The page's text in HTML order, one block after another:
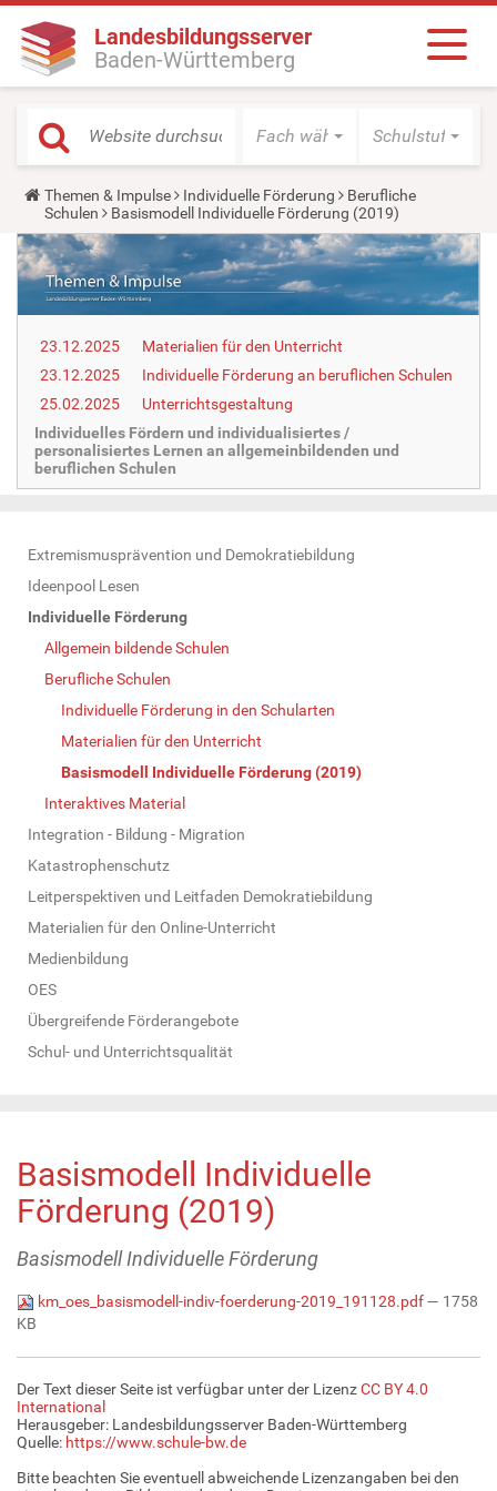
Landesbildungsserver
Baden-Württemberg
Fach wählen Schulstufe
Y
o
u
a
r
e
h
e
e
:
Themen & Impulse Individuelle Förderung
Berufliche
Schulen
Basismodell Individuelle Förderung (2019)
23.12.2025
Materialien für den Unterricht
23.12.2025
Individuelle Förderung an beruflichen Schulen
25.02.2025
Unterrichtsgestaltung
Individuelles Fördern und individualisiertes /
personalisiertes Lernen an allgemeinbildenden und
beruflichen Schulen
N
a
v
Extremismusprävention und Demokratiebildung
Ideenpool Lesen
Individuelle Förderung
Allgemein bildende Schulen
Berufliche Schulen
Individuelle Förderung in den Schularten
Materialien für den Unterricht
Basismodell Individuelle Förderung (2019)
Interaktives Material
Integration - Bildung - Migration
Katastrophenschutz
Leitperspektiven und Leitfaden Demokratiebildung
Materialien für den Online-Unterricht
Medienbildung
OES
Übergreifende Förderangebote
Schul- und Unterrichtsqualität
Basismodell Individuelle
Förderung (2019)
Basismodell Individuelle Förderung
km_oes_basismodell-indiv-foerderung-2019_191128.pdf— 1758
KB
Der Text dieser Seite ist verfügbar unter der LizenzCC BY 4.0
International
Herausgeber: Landesbildungsserver Baden-Württemberg
Quelle: https://www.schule-bw.de
Bitte beachten Sie eventuell abweichende Lizenzangaben bei den